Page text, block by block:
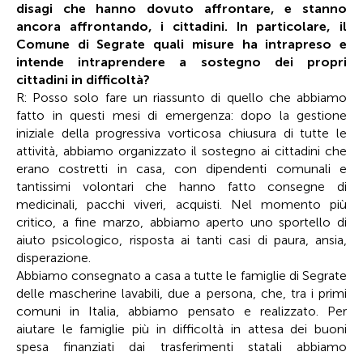
disagi che hanno dovuto affrontare, e stanno
ancora affrontando, i cittadini. In particolare, il
Comune di Segrate quali misure ha intrapreso e
intende intraprendere a sostegno dei propri
cittadini in difficoltà?
R: Posso solo fare un riassunto di quello che abbiamo
fatto in questi mesi di emergenza: dopo la gestione
iniziale della progressiva vorticosa chiusura di tutte le
attività, abbiamo organizzato il sostegno ai cittadini che
erano costretti in casa, con dipendenti comunali e
tantissimi volontari che hanno fatto consegne di
medicinali, pacchi viveri, acquisti. Nel momento più
critico, a fine marzo, abbiamo aperto uno sportello di
aiuto psicologico, risposta ai tanti casi di paura, ansia,
disperazione.
Abbiamo consegnato a casa a tutte le famiglie di Segrate
delle mascherine lavabili, due a persona, che, tra i primi
comuni in Italia, abbiamo pensato e realizzato. Per
aiutare le famiglie più in difficoltà in attesa dei buoni
spesa finanziati dai trasferimenti statali abbiamo